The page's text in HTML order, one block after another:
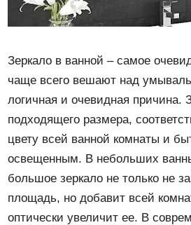
Зеркало в ванной – самое
чаще всего вешают над
логичная и очевидная причина.
подходящего размера,
цвету всей ванной комнаты и
освещенным. В небольших
большое зеркало не только не
площадь, но добавит всей
оптически увеличит ее. В